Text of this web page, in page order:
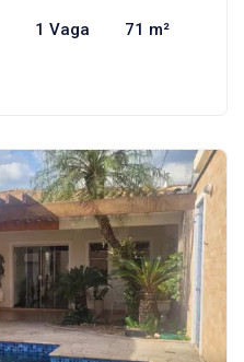
1 Vaga 71 m²